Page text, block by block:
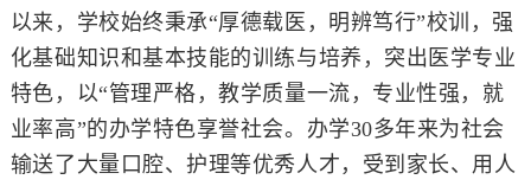
以来，学校始终秉承“厚德载医，明辨笃行”校训，强
化基础知识和基本技能的训练与培养，突出医学专业
特色，以“管理严格，教学质量一流，专业性强，就
业率高”的办学特色享誉社会。办学30多年来为社会
输送了大量口腔、护理等优秀人才，受到家长、用人